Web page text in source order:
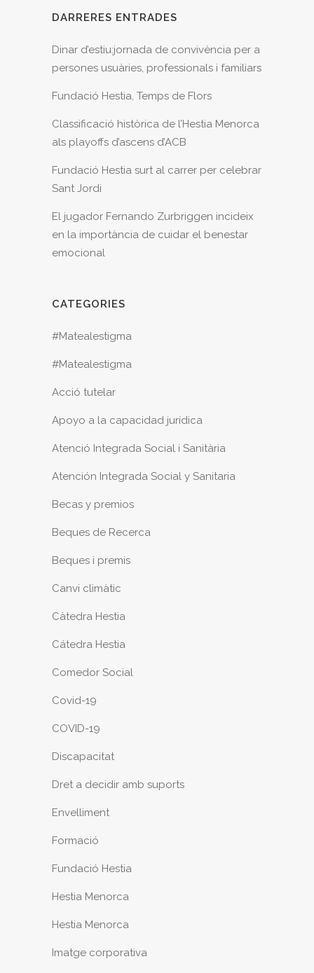
DARRERES ENTRADES
Dinar d’estiu:jornada de convivència per a
persones usuàries, professionals i familiars
Fundació Hestia, Temps de Flors
Classificació històrica de l’Hestia Menorca
als playoffs d’ascens d’ACB
Fundació Hestia surt al carrer per celebrar
Sant Jordi
El jugador Fernando Zurbriggen incideix
en la importància de cuidar el benestar
emocional
CATEGORIES
#Matealestigma
#Matealestigma
Acció tutelar
Apoyo a la capacidad jurídica
Atenció Integrada Social i Sanitària
Atención Integrada Social y Sanitaria
Becas y premios
Beques de Recerca
Beques i premis
Canvi climàtic
Càtedra Hestia
Cátedra Hestia
Comedor Social
Covid-19
COVID-19
Discapacitat
Dret a decidir amb suports
Envelliment
Formació
Fundació Hestia
Hestia Menorca
Hestia Menorca
Imatge corporativa